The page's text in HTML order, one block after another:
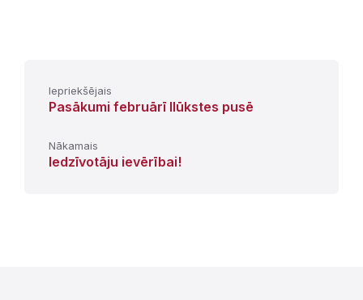
Iepriekšējais
Pasākumi februārī Ilūkstes pusē
Nākamais
Iedzīvotāju ievērībai!